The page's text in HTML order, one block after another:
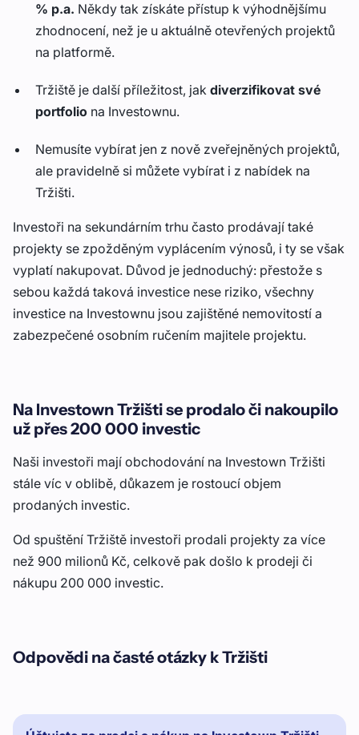
% p.a. Někdy tak získáte přístup k výhodnějšímu
zhodnocení, než je u aktuálně otevřených projektů
na platformě.
Tržiště je další příležitost, jak diverzifikovat své
portfolio na Investownu.
Nemusíte vybírat jen z nově zveřejněných projektů,
ale pravidelně si můžete vybírat i z nabídek na
Tržišti.
Investoři na sekundárním trhu často prodávají také
projekty se zpožděným vyplácením výnosů, i ty se však
vyplatí nakupovat. Důvod je jednoduchý: přestože s
sebou každá taková investice nese riziko, všechny
investice na Investownu jsou zajištěné nemovitostí a
zabezpečené osobním ručením majitele projektu.
Na Investown Tržišti se prodalo či nakoupilo
už přes 200 000 investic
Naši investoři mají obchodování na Investown Tržišti
stále víc v oblibě, důkazem je rostoucí objem
prodaných investic.
Od spuštění Tržiště investoři prodali projekty za více
než 900 milionů Kč, celkově pak došlo k prodeji či
nákupu 200 000 investic.
Odpovědi na časté otázky k Tržišti